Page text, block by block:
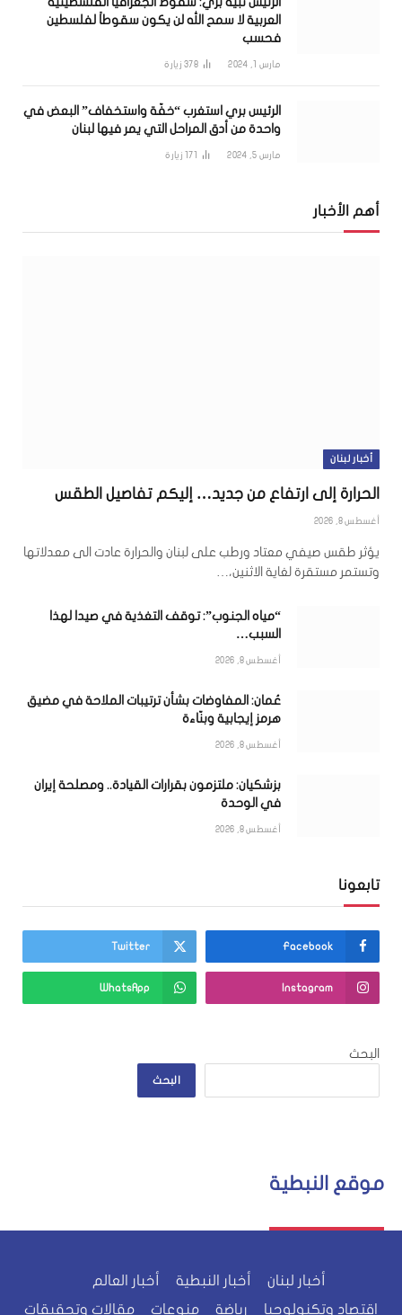
العربية لا سمح الله لن يكون سقوطاً لفلسطين
فحسب
مارس 1, 2024 378 زيارة
الرئيس بري استغرب “خفّة واستخفاف” البعض في
واحدة من أدق المراحل التي يمر فيها لبنان
مارس 5, 2024 171 زيارة
أهم الأخبار
أخبار لبنان
الحرارة إلى ارتفاع من جديد… إليكم تفاصيل الطقس
أغسطس 8, 2026
يؤثر طقس صيفي معتاد ورطب على لبنان والحرارة عادت الى معدلاتها
وتستمر مستقرة لغاية الاثنين،…
“مياه الجنوب”: توقف التغذية في صيدا لهذا
السبب…
أغسطس 8, 2026
عُمان: المفاوضات بشأن ترتيبات الملاحة في مضيق
هرمز إيجابية وبنّاءة
أغسطس 8, 2026
بزشكيان: ملتزمون بقرارات القيادة.. ومصلحة إيران
في الوحدة
أغسطس 8, 2026
تابعونا
Facebook
Twitter
Instagram
WhatsApp
البحث
البحث
موقع النبطية
أخبار لبنان أخبار النبطية
أخبار العالم
اقتصاد وتكنولوجيا
رياضة منوعات مقالات وتحقيقات